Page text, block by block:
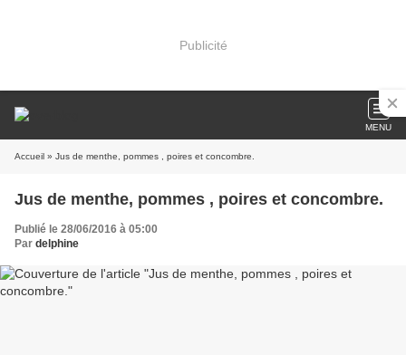
Publicité
MENU
Accueil » Jus de menthe, pommes , poires et concombre.
Jus de menthe, pommes , poires et concombre.
Publié le 28/06/2016 à 05:00
Par delphine